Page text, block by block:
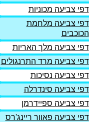
דפי צביעה מכוניות
דפי צביעה מלחמת
הכוכבים
דפי צביעה מלך האריות
דפי צביעה מרד התרנגולים
דפי צביעה נסיכות
דפי צביעה סינדרלה
דפי צביעה ספיידרמן
דפי צביעה פאוור ריינג'רס